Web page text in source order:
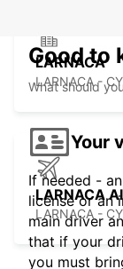
LARNACA
LARNACA -
LARNACA
LARNACA -
Good to
What should
Your
If needed -
license or an
main driver
that if your
you must